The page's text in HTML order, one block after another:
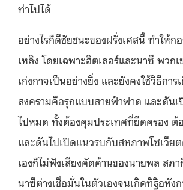
ท่าไปได้
อย่างไรก็ดีชัยชนะของฝรั่งเศสนี้ ทำให้ก
เหลิง โดยเฉพาะฮิตเลอร์และนาซี พวกเ
เก่งกาจเป็นอย่างยิ่ง และยังคงใช้วิธีการ
สงครามคือรุกแบบสายฟ้าฟาด และดันเ
ไปหมด ทั้งต้องคุมประเทศที่ยึดครอง ต้
และดันไปเปิดแนวรบกับสหภาพโซเวีย
เองก็ไม่ฟังเสียงคัดค้านของนายพล สภ
นาซีต่างเชื่อมั่นในตัวเองจนเกิดทิฐิอหัง